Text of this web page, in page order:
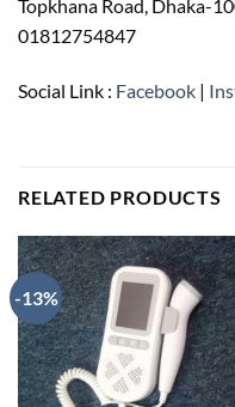
Topkhana Road, Dhaka-
01812754847
Social Link : Facebook |
RELATED PRODUCTS
-13%